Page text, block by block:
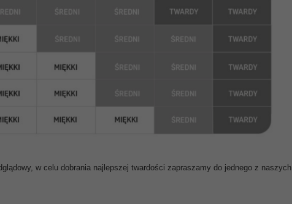
w celu dobrania najlepszej twardości zapraszamy do jednego z naszych